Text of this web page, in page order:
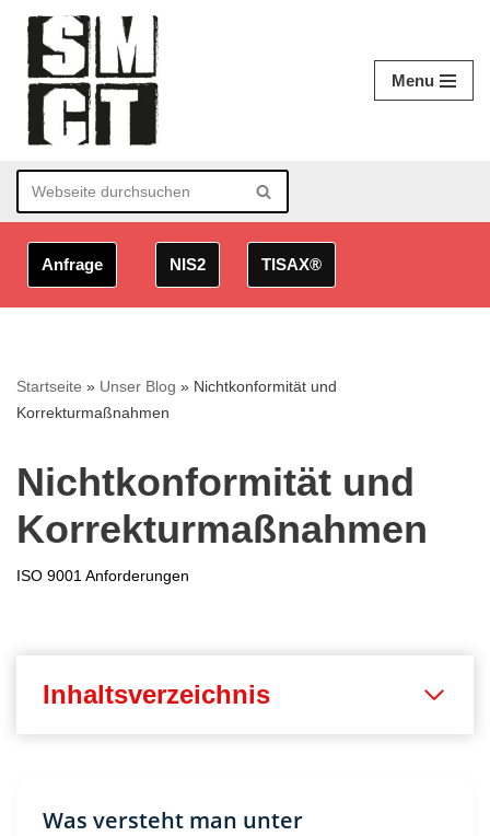
Zum
Inhalt
springen
Menu
Anfrage NIS2 TISAX®
Startseite » Unser Blog » Nichtkonformität und
Korrekturmaßnahmen
Nichtkonformität und
Korrekturmaßnahmen
ISO 9001 Anforderungen
Inhaltsverzeichnis
Was versteht man unter